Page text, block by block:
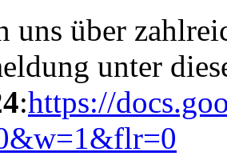
uns über
unter
:https://